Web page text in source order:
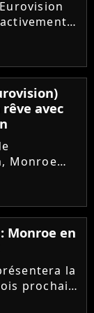
et que la
l'Eurovision
se
dont
fait...
avec
Monroe
un rêve
de la
sur
Groban
au...
Monroe en
la
prochain
avec sa